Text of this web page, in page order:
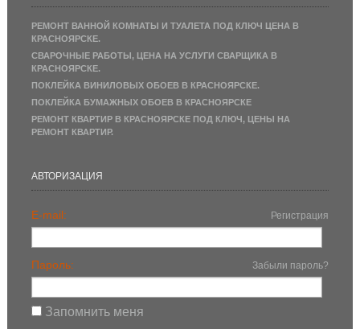
РЕМОНТ ВАННОЙ КОМНАТЫ И ТУАЛЕТА ПОД КЛЮЧ ЦЕНА В
КРАСНОЯРСКЕ.
СВАРОЧНЫЕ РАБОТЫ, ЦЕНА НА УСЛУГИ СВАРЩИКА В
КРАСНОЯРСКЕ.
ПОКЛЕЙКА ВИНИЛОВЫХ ОБОЕВ В КРАСНОЯРСКЕ.
ПОКЛЕЙКА БУМАЖНЫХ ОБОЕВ В КРАСНОЯРСКЕ
РЕМОНТ КВАРТИР В КРАСНОЯРСКЕ ПОД КЛЮЧ, ЦЕНЫ НА
РЕМОНТ КВАРТИР.
АВТОРИЗАЦИЯ
E-mail: Регистрация
Пароль: Забыли пароль?
Запомнить меня